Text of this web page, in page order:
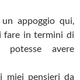
appoggio qui,
fare in termini di
avere
miei pensieri da